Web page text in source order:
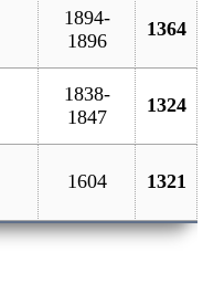
1894-
1896
1364
1838-
1847
1324
1604 1321